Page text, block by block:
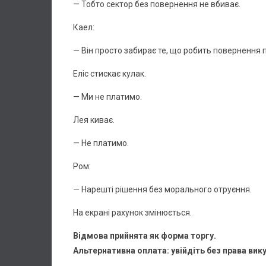
— Тобто сектор без повернення не вбиває.
Каел:
— Він просто забирає те, що робить повернення
Еліс стискає кулак.
— Ми не платимо.
Лея киває.
— Не платимо.
Ром:
— Нарешті рішення без морального отруєння.
На екрані рахунок змінюється.
Відмова прийнята як форма торгу.
Альтернативна оплата: увійдіть без права